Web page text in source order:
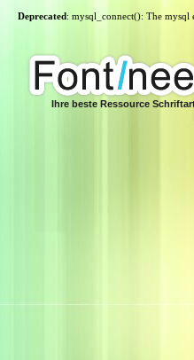
Deprecated: mysql_connect(): The mysql
Ihre beste Ressource